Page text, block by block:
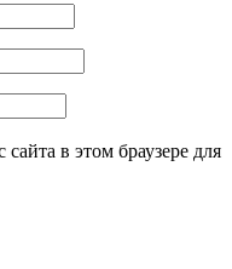
в этом браузере для